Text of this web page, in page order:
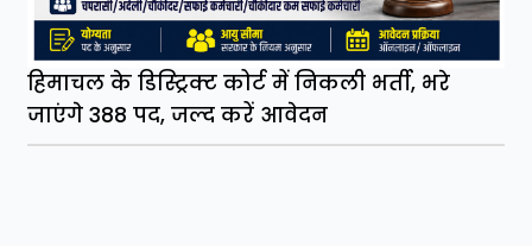
हिमाचल के डिस्ट्रिक्ट कोर्ट में निकली भर्ती, भरे
जाएंगे 388 पद, जल्द करें आवेदन